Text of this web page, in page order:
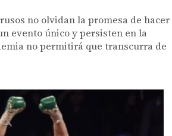
no olvidan la promesa de hacer
evento único y persisten en la
no permitirá que transcurra de